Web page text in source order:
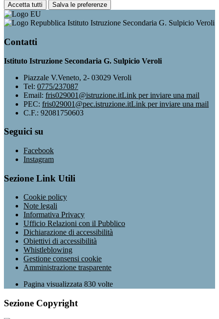
Accetta tutti Salva le preferenze
Istituto Istruzione Secondaria G. Sulpicio Veroli
Contatti
Istituto Istruzione Secondaria G. Sulpicio Veroli
Piazzale V.Veneto, 2- 03029 Veroli
Tel: 0775/237087
Email: fris029001@istruzione.itLink per inviare una mail
PEC: fris029001@pec.istruzione.itLink per inviare una mail
C.F.: 92081750603
Seguici su
Facebook
Instagram
Sezione Link Utili
Cookie policy
Note legali
Informativa Privacy
Ufficio Relazioni con il Pubblico
Dichiarazione di accessibilità
Obiettivi di accessibilità
Whistleblowing
Gestione consensi cookie
Amministrazione trasparente
Pagina visualizzata 830 volte
Sezione Copyright